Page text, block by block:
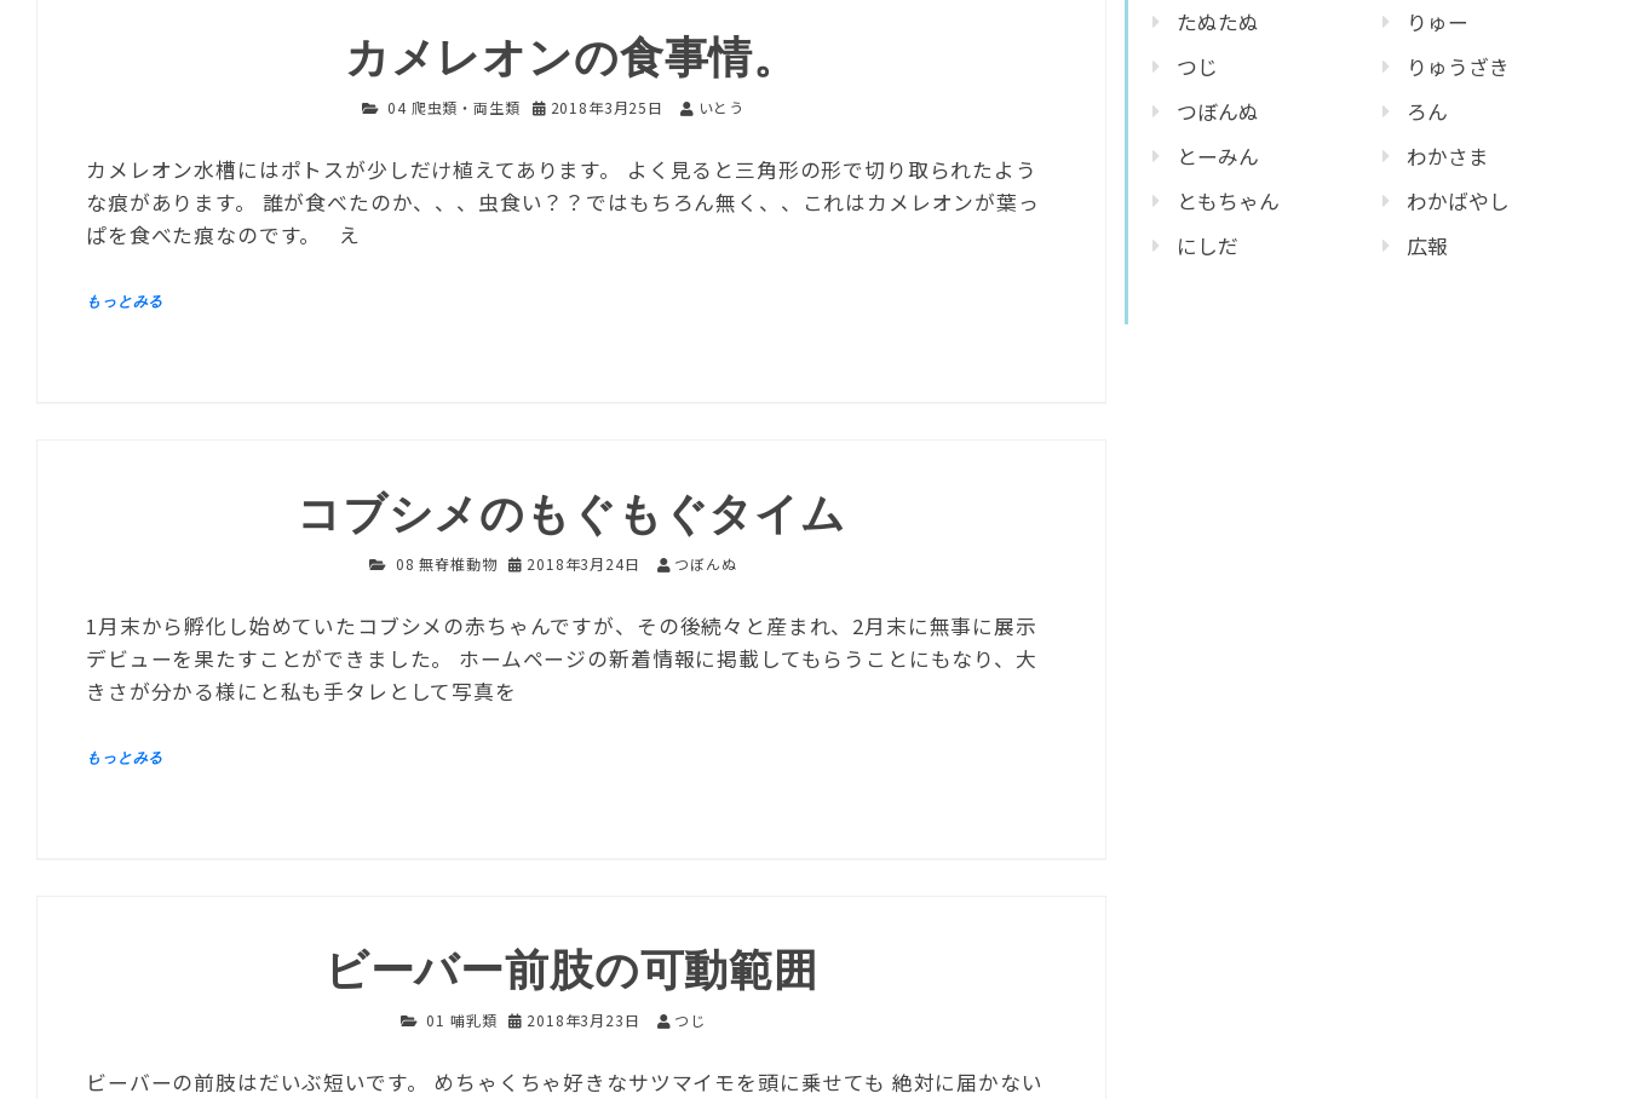
カメレオンの食事情。
04 爬虫類・両生類 2018年3月25日 いとう
カメレオン水槽にはポトスが少しだけ植えてあります。 よく見ると三角形の形で切り取られたよう
な痕があります。 誰が食べたのか、、、虫食い？？ではもちろん無く、、これはカメレオンが葉っ
ぱを食べた痕なのです。 え
コブシメのもぐもぐタイム
08 無脊椎動物 2018年3月24日 つぼんぬ
1月末から孵化し始めていたコブシメの赤ちゃんですが、その後続々と産まれ、2月末に無事に展示
デビューを果たすことができました。 ホームページの新着情報に掲載してもらうことにもなり、大
きさが分かる様にと私も手タレとして写真を
ビーバー前肢の可動範囲
01 哺乳類 2018年3月23日 つじ
ビーバーの前肢はだいぶ短いです。 めちゃくちゃ好きなサツマイモを頭に乗せても 絶対に届かない
たぬたぬ
つじ
つぼんぬ
とーみん
ともちゃん
にしだ
りゅー
りゅうざき
ろん
わかさま
わかばやし
広報